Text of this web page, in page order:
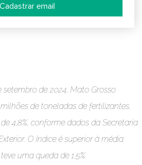
Cadastrar email
setembro de 2024, Mato Grosso
de toneladas de fertilizantes,
4,8%, conforme dados da Secretaria
O índice é superior à média
uma queda de 1,5%.